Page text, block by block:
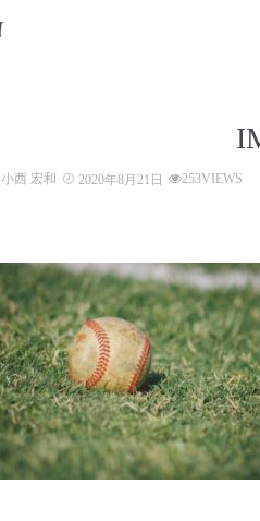
小西 宏和 2020年8月21日 253VIEWS